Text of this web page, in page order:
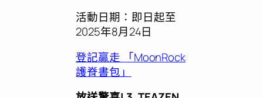
活動日期：即日起至
2025年8月24日
登記贏走 「MoonRock
護脊書包」